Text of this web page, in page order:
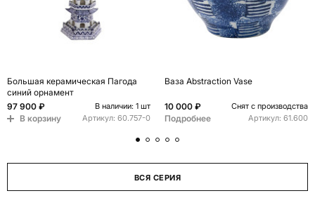
Большая керамическая Пагода
синий орнамент
97 900 ₽
В наличии: 1 шт
В корзину Артикул: 60.757-0
Ваза Abstraction Vase
10 000 ₽ Снят с производства
Подробнее Артикул: 61.600
ВСЯ СЕРИЯ